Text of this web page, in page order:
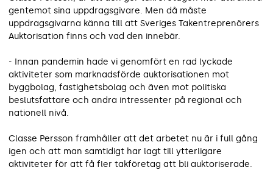
gentemot sina uppdragsgivare. Men då måste
uppdragsgivarna känna till att Sveriges Takentreprenörers
Auktorisation finns och vad den innebär.
- Innan pandemin hade vi genomfört en rad lyckade
aktiviteter som marknadsförde auktorisationen mot
byggbolag, fastighetsbolag och även mot politiska
beslutsfattare och andra intressenter på regional och
nationell nivå.
Classe Persson framhåller att det arbetet nu är i full gång
igen och att man samtidigt har lagt till ytterligare
aktiviteter för att få fler takföretag att bli auktoriserade.